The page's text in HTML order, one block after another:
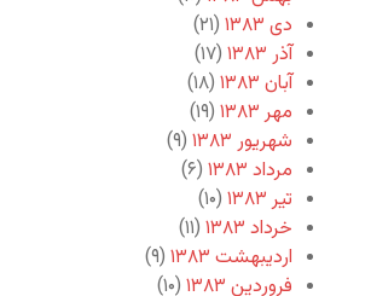
دی ۱۳۸۳
(۲۱)
آذر ۱۳۸۳
(۱۷)
آبان ۱۳۸۳
(۱۸)
مهر ۱۳۸۳
(۱۹)
شهریور ۱۳۸۳
(۹)
مرداد ۱۳۸۳
(۶)
تیر ۱۳۸۳
(۱۰)
خرداد ۱۳۸۳
(۱۱)
اردیبهشت ۱۳۸۳
(۹)
فروردین ۱۳۸۳
(۱۰)